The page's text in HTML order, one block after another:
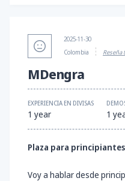
2025-11-30
Colombia
Reseña
MDengra
EXPERIENCIA EN DIVISAS
1 year 1
Plaza para principiantes
Voy a hablar desde